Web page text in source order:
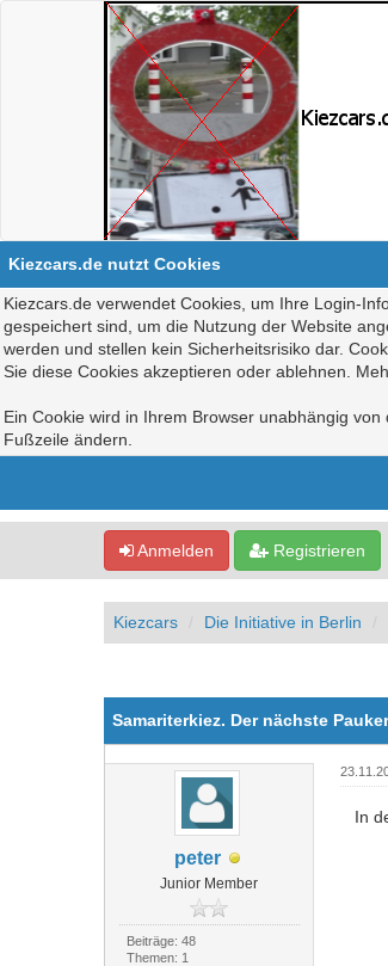
Kiezcars.de nutzt Cookies
Kiezcars.de verwendet Cookies, um Ihre Login-
gespeichert sind, um die Nutzung der Website
werden und stellen kein Sicherheitsrisiko dar.
Sie diese Cookies akzeptieren oder ablehnen.
Ein Cookie wird in Ihrem Browser unabhängig
Fußzeile ändern.
Anmelden Registrieren
Kiezcars Die Initiative in Berlin
Samariterkiez. Der nächste
peter
Junior Member
Beiträge: 48
Themen: 1
In